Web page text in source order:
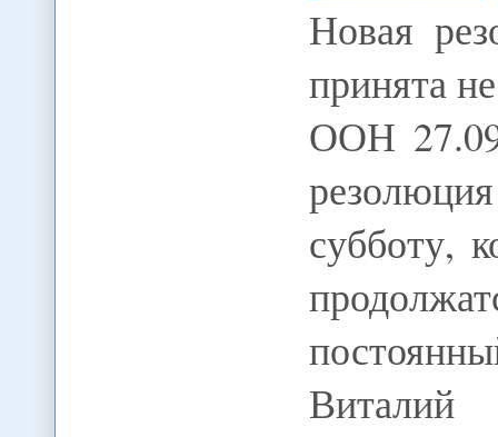
Новая
принята
ООН
субботу,